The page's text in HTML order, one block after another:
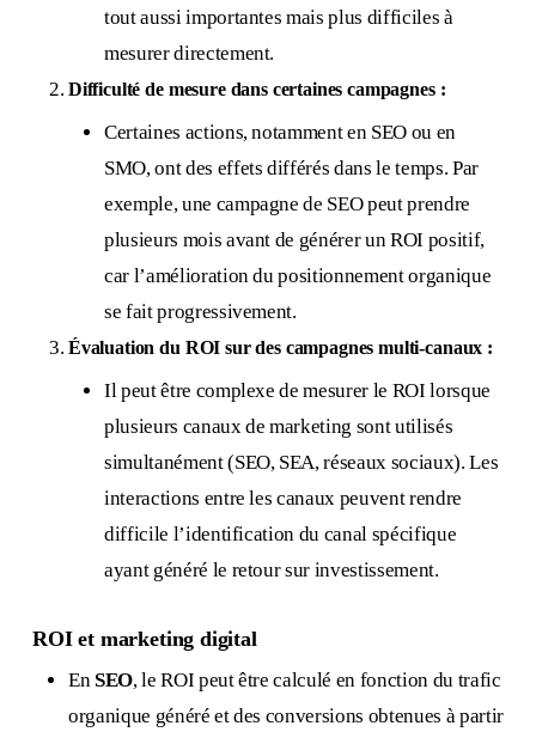
tout aussi importantes mais plus difficiles à
mesurer directement.
Difficulté de mesure dans certaines campagnes :
Certaines actions, notamment en SEO ou en
SMO, ont des effets différés dans le temps. Par
exemple, une campagne de SEO peut prendre
plusieurs mois avant de générer un ROI positif,
car l’amélioration du positionnement organique
se fait progressivement.
Évaluation du ROI sur des campagnes multi-canaux :
Il peut être complexe de mesurer le ROI lorsque
plusieurs canaux de marketing sont utilisés
simultanément (SEO, SEA, réseaux sociaux). Les
interactions entre les canaux peuvent rendre
difficile l’identification du canal spécifique
ayant généré le retour sur investissement.
ROI et marketing digital
En SEO, le ROI peut être calculé en fonction du trafic
organique généré et des conversions obtenues à partir